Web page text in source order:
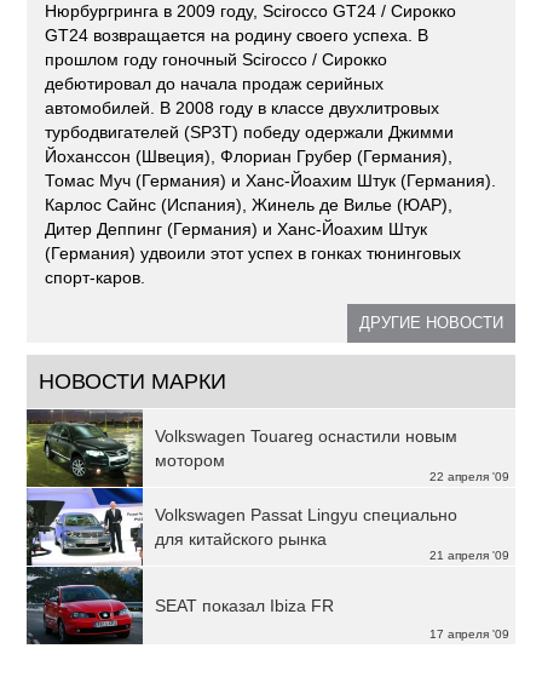
Нюрбургринга в 2009 году, Scirocco GT24 / Сирокко
GT24 возвращается на родину своего успеха. В
прошлом году гоночный Scirocco / Сирокко
дебютировал до начала продаж серийных
автомобилей. В 2008 году в классе двухлитровых
турбодвигателей (SP3T) победу одержали Джимми
Йоханссон (Швеция), Флориан Грубер (Германия),
Томас Муч (Германия) и Ханс-Йоахим Штук (Германия).
Карлос Сайнс (Испания), Жинель де Вилье (ЮАР),
Дитер Деппинг (Германия) и Ханс-Йоахим Штук
(Германия) удвоили этот успех в гонках тюнинговых
спорт-каров.
ДРУГИЕ НОВОСТИ
НОВОСТИ МАРКИ
22 апреля '09
Volkswagen Touareg оснастили новым
мотором
21 апреля '09
Volkswagen Passat Lingyu специально
для китайского рынка
17 апреля '09
SEAT показал Ibiza FR